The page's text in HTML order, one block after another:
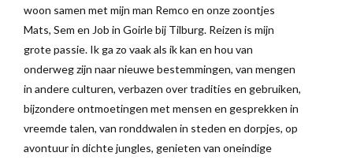
woon samen met mijn man Remco en onze zoontjes
Mats, Sem en Job in Goirle bij Tilburg. Reizen is mijn
grote passie. Ik ga zo vaak als ik kan en hou van
onderweg zijn naar nieuwe bestemmingen, van mengen
in andere culturen, verbazen over tradities en gebruiken,
bijzondere ontmoetingen met mensen en gesprekken in
vreemde talen, van ronddwalen in steden en dorpjes, op
avontuur in dichte jungles, genieten van oneindige